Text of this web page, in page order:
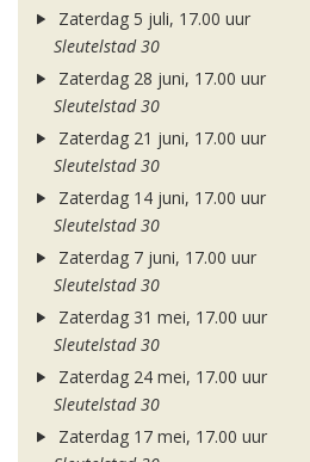
Zaterdag 5 juli, 17.00 uur
Sleutelstad 30
Zaterdag 28 juni, 17.00 uur
Sleutelstad 30
Zaterdag 21 juni, 17.00 uur
Sleutelstad 30
Zaterdag 14 juni, 17.00 uur
Sleutelstad 30
Zaterdag 7 juni, 17.00 uur
Sleutelstad 30
Zaterdag 31 mei, 17.00 uur
Sleutelstad 30
Zaterdag 24 mei, 17.00 uur
Sleutelstad 30
Zaterdag 17 mei, 17.00 uur